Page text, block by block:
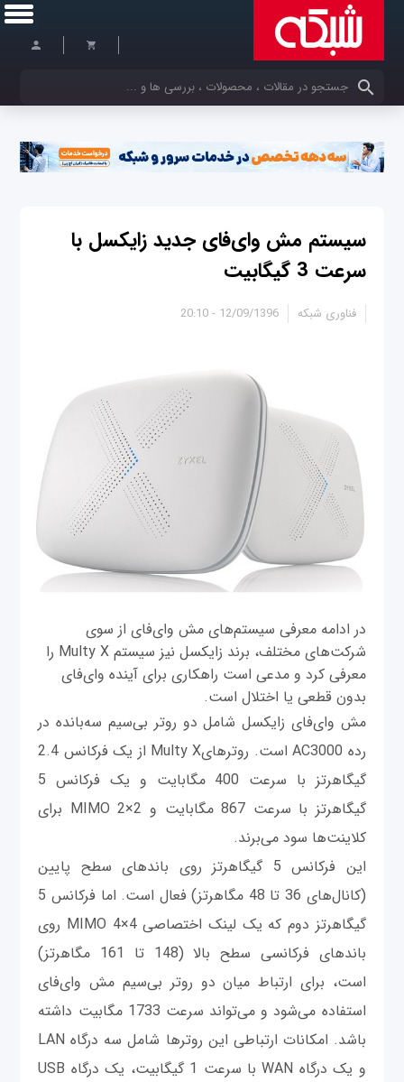
کلمات کلیدی خود را وارد کنید
سیستم مش وای‌فای جدید زایکسل با
سرعت 3 گیگابیت
12/09/1396 - 20:10 فناوری شبکه
در ادامه معرفی سیستم‌های مش وای‌فای از سوی
شرکت‌های مختلف، برند زایکسل نیز سیستم Multy X را
معرفی کرد و مدعی است راهکاری برای آینده وای‌فای
بدون قطعی یا اختلال است.
مش وای‌فای زایکسل شامل دو روتر بی‌سیم سه‌بانده در
رده AC3000 است. روترهایMulty X از یک فرکانس 2.4
گیگاهرتز با سرعت 400 مگابایت و یک فرکانس 5
گیگاهرتز با سرعت 867 مگابایت و MIMO 2×2 برای
کلاینت‌ها سود می‌برند.
این فرکانس 5 گیگاهرتز روی باندهای سطح پایین
(کانال‌های 36 تا 48 مگاهرتز) فعال است. اما فرکانس 5
گیگاهرتز دوم که یک لینک اختصاصی MIMO 4×4 روی
باندهای فرکانسی سطح بالا (148 تا 161 مگاهرتز)
است، برای ارتباط میان دو روتر بی‌سیم مش وای‌فای
استفاده می‌شود و می‌تواند سرعت 1733 مگابیت داشته
باشد. امکانات ارتباطی این روترها شامل سه درگاه LAN
و یک درگاه WAN با سرعت 1 گیگابیت، یک درگاه USB